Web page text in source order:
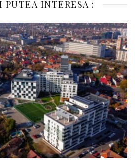
PUTEA INTERESA :